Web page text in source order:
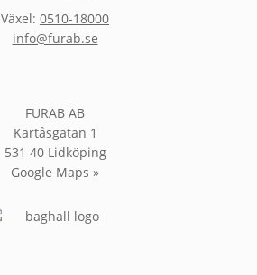
Växel: 0510-18000
info@furab.se
FURAB AB
Kartåsgatan 1
531 40 Lidköping
Google Maps »